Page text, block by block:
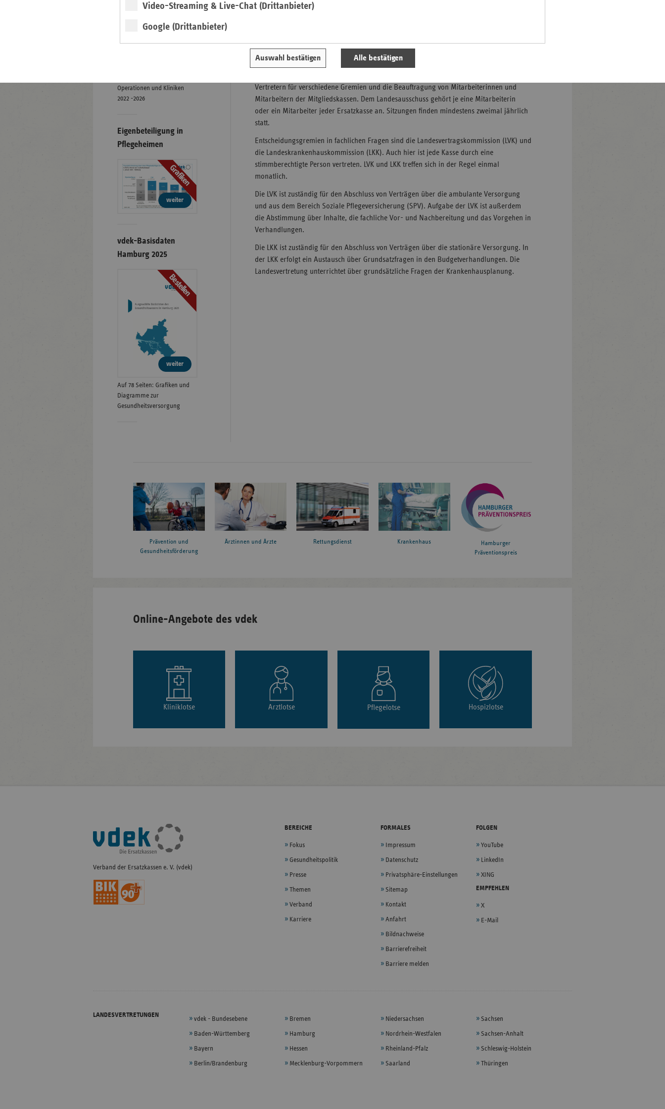
Video-Streaming & Live-Chat (Drittanbieter)
Google (Drittanbieter)
Auswahl bestätigen Alle bestätigen
Sachsen
Schleswig-
Holstein
Thüringen
Wahrnehmung von Gerichtsterminen (insbesondere vor den Sozial- und
Erfassung und Bereitstellung von Daten für die Mitgliedskassen.
Der Landesausschuss (LA) ist insbesondere zuständig für die Abstimmung über Fragen
Vertretern für verschiedene Gremien und die Beauftragung von Mitarbeiterinnen und
Mitarbeitern der Mitgliedskassen. Dem Landesausschuss gehört je eine Mitarbeiterin
oder ein Mitarbeiter jeder Ersatzkasse an. Sitzungen finden mindestens zweimal jährlich
statt.
Entscheidungsgremien in fachlichen Fragen sind die Landesvertragskommission (LVK) und
die Landeskrankenhauskommission (LKK). Auch hier ist jede Kasse durch eine
stimmberechtigte Person vertreten. LVK und LKK treffen sich in der Regel einmal
monatlich.
Die LVK ist zuständig für den Abschluss von Verträgen über die ambulante Versorgung
und aus dem Bereich Soziale Pflegeversicherung (SPV). Aufgabe der LVK ist außerdem
die Abstimmung über Inhalte, die fachliche Vor- und Nachbereitung und das Vorgehen in
Verhandlungen.
Die LKK ist zuständig für den Abschluss von Verträgen über die stationäre Versorgung. In
der LKK erfolgt ein Austausch über Grundsatzfragen in den Budgetverhandlungen. Die
Landesvertretung unterrichtet über grundsätzliche Fragen der Krankenhausplanung.
Operationen und Kliniken
2022 -2026
Eigenbeteiligung in
Pflegeheimen
Grafiken
weiter
vdek-Basisdaten
Hamburg 2025
Bestellen
weiter
Auf 78 Seiten: Grafiken und
Diagramme zur
Gesundheitsversorgung
Prävention und
Gesundheitsförderung
Ärztinnen und Ärzte Rettungsdienst Krankenhaus
Hamburger
Präventionspreis
Online-Angebote des vdek
Kliniklotse Arztlotse Pflegelotse Hospizlotse
Fußleisten-
Navigation
Verband der Ersatzkassen e. V. (vdek)
BEREICHE
Fokus
Gesundheitspolitik
Presse
Themen
Verband
Karriere
FORMALES
Impressum
Datenschutz
Privatsphäre-Einstellungen
Sitemap
Kontakt
Anfahrt
Bildnachweise
Barrierefreiheit
Barriere melden
FOLGEN
YouTube
LinkedIn
XING
EMPFEHLEN
X
E-Mail
LANDESVERTRETUNGEN
vdek - Bundesebene
Baden-Württemberg
Bayern
Berlin/Brandenburg
Bremen
Hamburg
Hessen
Mecklenburg-Vorpommern
Niedersachsen
Nordrhein-Westfalen
Rheinland-Pfalz
Saarland
Sachsen
Sachsen-Anhalt
Schleswig-Holstein
Thüringen